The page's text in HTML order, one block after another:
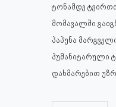
ტონამდე
მომავალში
პაპუნა
ჰუმანიტარული
დახმარებით